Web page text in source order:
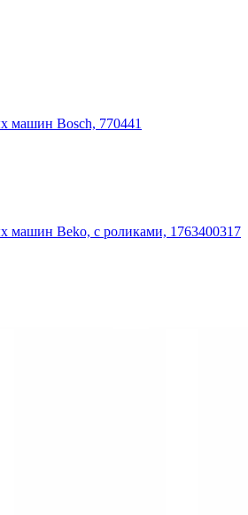
машин Bosch, 770441
машин Beko, с роликами, 1763400317